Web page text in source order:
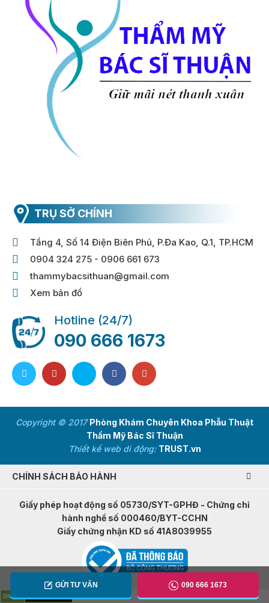
TRỤ SỞ CHÍNH
Tầng 4, Số 14 Điện Biên Phủ, P.Đa Kao, Q.1, TP.HCM
0904 324 275 - 0906 661 673
thammybacsithuan@gmail.com
Xem bản đồ
Hotline (24/7)
090 666 1673
Copyright © 2017Phòng Khám Chuyên Khoa Phẫu Thuật
Thẩm Mỹ Bác Sĩ Thuận
Thiết kế web di động: TRUST.vn
CHÍNH SÁCH BẢO HÀNH
Giấy phép hoạt động số 05730/SYT-GPHĐ - Chứng chỉ
hành nghề số 000460/BYT-CCHN
Giấy chứng nhận KD số 41A8039955
GỬI TƯ VẤN 090 666 1673